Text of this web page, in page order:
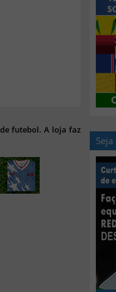
futebol. A loja faz